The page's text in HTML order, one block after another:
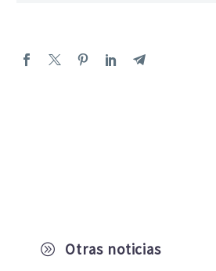
A Otras noticias